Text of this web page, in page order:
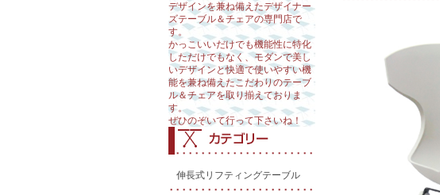
デザインを兼ね備えたデザイナー
ズテーブル＆チェアの専門店で
す。
かっこいいだけでも機能性に特化
しただけでもなく、モダンで美し
いデザインと快適で使いやすい機
能を兼ね備えたこだわりのテーブ
ル＆チェアを取り揃えておりま
す。
ぜひのぞいて行って下さいね！
伸長式リフティングテーブル